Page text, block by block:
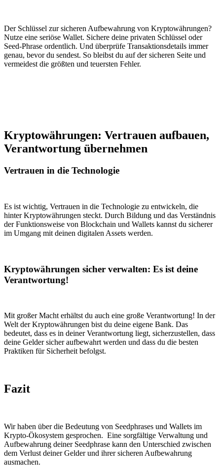
Der Schlüssel zur sicheren Aufbewahrung von Kryptowährungen?
Nutze eine seriöse Wallet. Sichere deine privaten Schlüssel oder
Seed-Phrase ordentlich. Und überprüfe Transaktionsdetails immer
genau, bevor du sendest. So bleibst du auf der sicheren Seite und
vermeidest die größten und teuersten Fehler.
Kryptowährungen: Vertrauen aufbauen,
Verantwortung übernehmen
Vertrauen in die Technologie
Es ist wichtig, Vertrauen in die Technologie zu entwickeln, die
hinter Kryptowährungen steckt. Durch Bildung und das Verständnis
der Funktionsweise von Blockchain und Wallets kannst du sicherer
im Umgang mit deinen digitalen Assets werden.
Kryptowährungen sicher verwalten: Es ist deine
Verantwortung!
Mit großer Macht erhältst du auch eine große Verantwortung! In der
Welt der Kryptowährungen bist du deine eigene Bank. Das
bedeutet, dass es in deiner Verantwortung liegt, sicherzustellen, dass
deine Gelder sicher aufbewahrt werden und dass du die besten
Praktiken für Sicherheit befolgst.
Fazit
Wir haben über die Bedeutung von Seedphrases und Wallets im
Krypto-Ökosystem gesprochen. Eine sorgfältige Verwaltung und
Aufbewahrung deiner Seedphrase kann den Unterschied zwischen
dem Verlust deiner Gelder und ihrer sicheren Aufbewahrung
ausmachen.